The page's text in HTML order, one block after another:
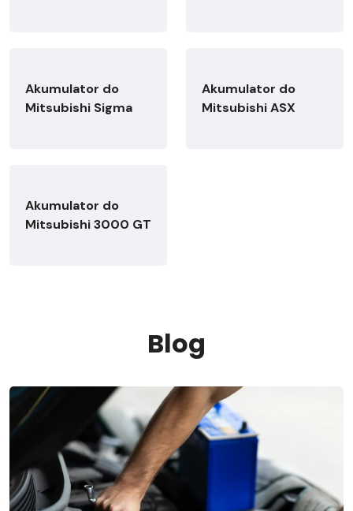
Akumulator do
Mitsubishi Sigma
Akumulator do
Mitsubishi ASX
Akumulator do
Mitsubishi 3000 GT
Blog